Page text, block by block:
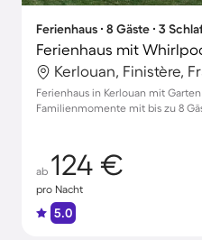
Ferienhaus ∙ 8 Gäste ∙ 3
Ferienhaus mit
Kerlouan, Finistère,
Ferienhaus in Kerlouan mit
Familienmomente mit bis zu 8
ab 124 €
pro Nacht
5.0